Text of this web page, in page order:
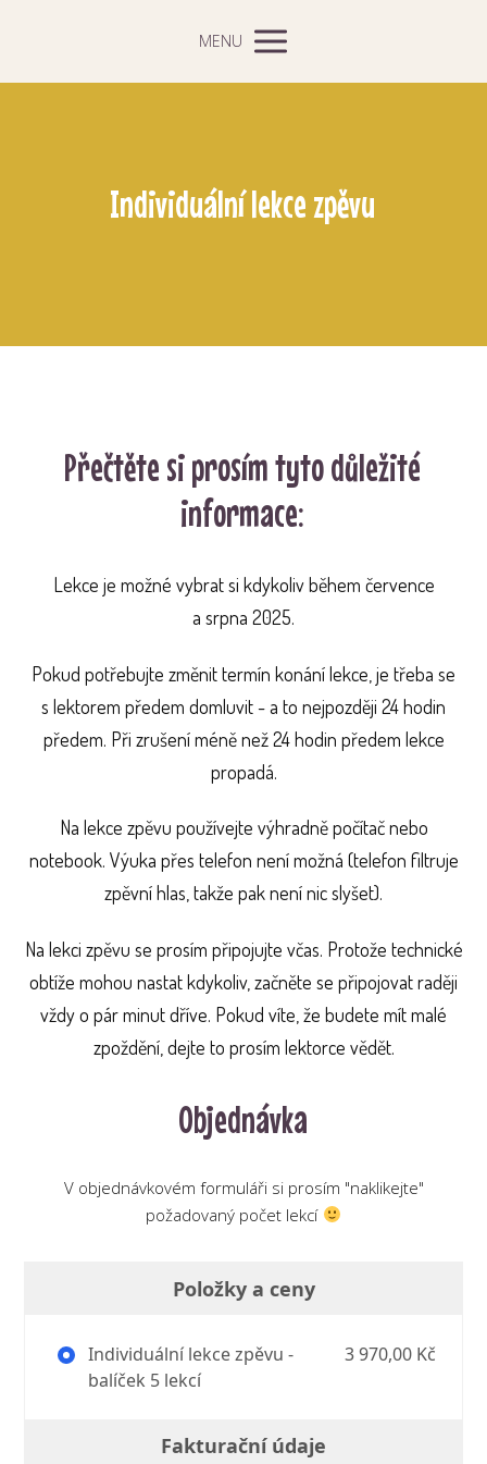
MENU
Individuální lekce zpěvu
Přečtěte si prosím tyto důležité
informace:
Lekce je možné vybrat si kdykoliv během července
a srpna 2025.
Pokud potřebujte změnit termín konání lekce, je třeba se
s lektorem předem domluvit - a to nejpozději 24 hodin
předem. Při zrušení méně než 24 hodin předem lekce
propadá.
Na lekce zpěvu používejte výhradně počítač nebo
notebook. Výuka přes telefon není možná (telefon filtruje
zpěvní hlas, takže pak není nic slyšet).
Na lekci zpěvu se prosím připojujte včas. Protože technické
obtíže mohou nastat kdykoliv, začněte se připojovat raději
vždy o pár minut dříve. Pokud víte, že budete mít malé
zpoždění, dejte to prosím lektorce vědět.
Objednávka
V objednávkovém formuláři si prosím "naklikejte"
požadovaný počet lekcí
Položky a ceny
Individuální lekce zpěvu -
balíček 5 lekcí
3 970,00 Kč
Fakturační údaje